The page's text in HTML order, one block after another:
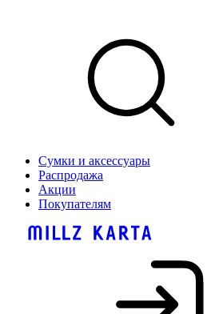
Сумки и аксессуары
Распродажа
Акции
Покупателям